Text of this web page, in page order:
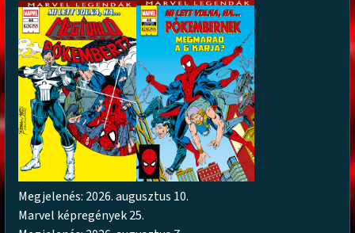
Megjelenés: 2026. augusztus 10.
Marvel képregények 25.